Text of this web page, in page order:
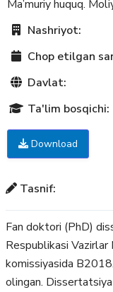
Ma’muriy huquq.
Nashriyot:
Chop etilgan
Davlat:
Ta'lim bosqichi:
Download
Tasnif:
Fan doktori (PhD)
Respublikasi
komissiyasida
olingan.